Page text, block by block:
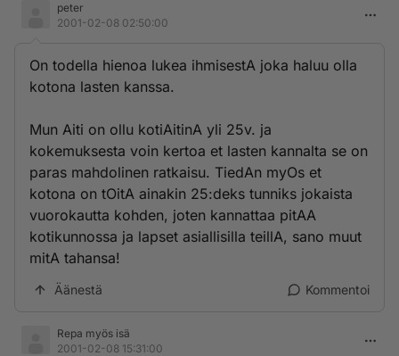
peter
2001-02-08 02:50:00
On todella hienoa lukea ihmisestA joka haluu olla
kotona lasten kanssa.
Mun Aiti on ollu kotiAitinA yli 25v. ja
kokemuksesta voin kertoa et lasten kannalta se on
paras mahdolinen ratkaisu. TiedAn myOs et
kotona on tOitA ainakin 25:deks tunniks jokaista
vuorokautta kohden, joten kannattaa pitAA
kotikunnossa ja lapset asiallisilla teillA, sano muut
mitA tahansa!
Äänestä Kommentoi
Repa myös isä
2001-02-08 15:31:00